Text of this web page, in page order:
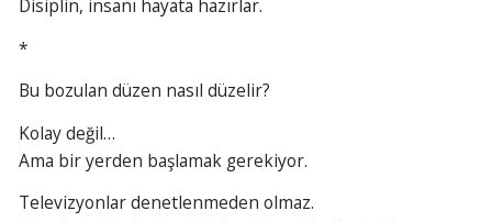
Disiplin, insanı hayata hazırlar.
*
Bu bozulan düzen nasıl düzelir?
Kolay değil…
Ama bir yerden başlamak gerekiyor.
Televizyonlar denetlenmeden olmaz.